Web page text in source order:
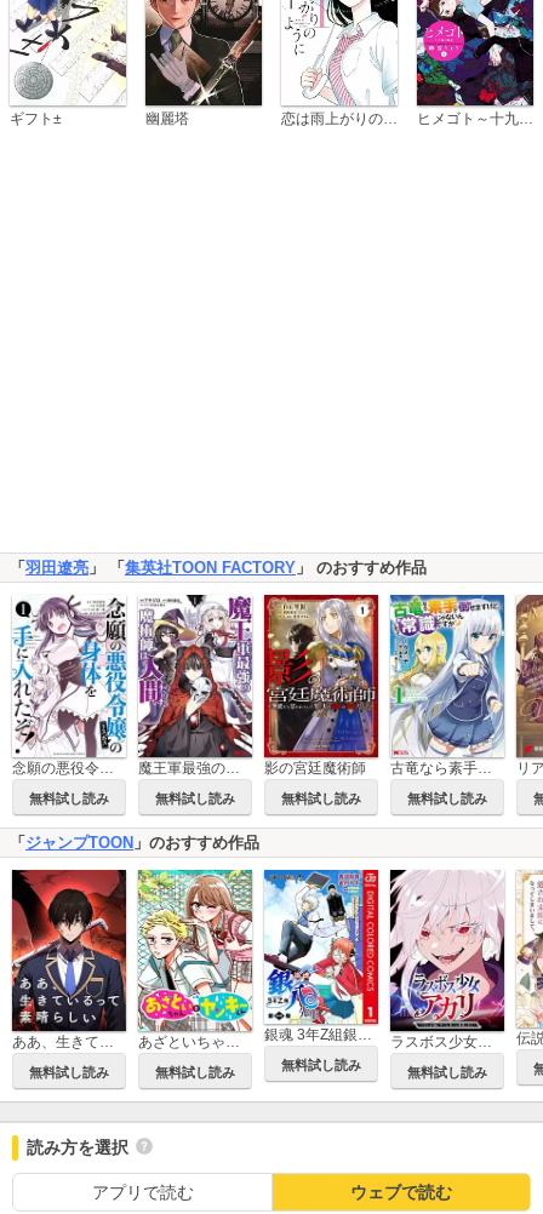
ギフト± 幽麗塔 恋は雨上がりのように ヒメゴト～十九歳の制服～
「 羽田遼亮 」 「 集英社TOON FACTORY 」 のおすすめ作品
無料試し読み 無料試し読み
影の宮廷魔術師
無料試し読み 無料試し読み
「ジャンプTOON 」のおすすめ作品
無料試し読み 無料試し読み
銀魂 3年Z組銀八先生 カラー版
無料試し読み 無料試し読み
読み方を選択
アプリで読む ウェブで読む